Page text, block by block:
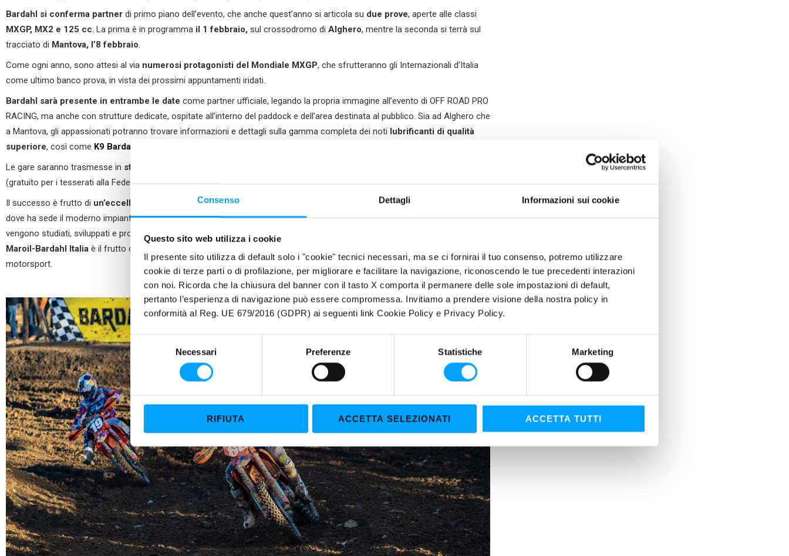
Consenso Dettagli Informazioni sui cookie
Questo sito web utilizza i cookie
Il presente sito utilizza di default solo i "cookie" tecnici necessari, ma se ci fornirai il tuo consenso, potremo utilizzare
cookie di terze parti o di profilazione, per migliorare e facilitare la navigazione, riconoscendo le tue precedenti interazioni
con noi. Ricorda che la chiusura del banner con il tasto X comporta il permanere delle sole impostazioni di default,
pertanto l’esperienza di navigazione può essere compromessa. Invitiamo a prendere visione della nostra policy in
conformità al Reg. UE 679/2016 (GDPR) ai seguenti link Cookie Policy e Privacy Policy.
S
e
l
e
z
i
n
e
d
e
l
c
o
n
s
Necessari Preferenze Statistiche Marketing
RIFIUTA ACCETTA SELEZIONATI ACCETTA TUTTI
Bardahl si conferma partner di primo piano dell’evento, che anche quest’anno si articola su due prove, aperte alle classi
MXGP, MX2 e 125 cc. La prima è in programma il 1 febbraio, sul crossodromo di Alghero, mentre la seconda si terrà sul
tracciato di Mantova, l’8febbraio.
Come ogni anno, sono attesi al via numerosi protagonisti del Mondiale MXGP, che sfrutteranno gli Internazionali d’Italia
come ultimo banco prova, in vista dei prossimi appuntamenti iridati.
Bardahl sarà presente in entrambe le date come partner ufficiale, legando la propria immagine all’evento di OFF ROAD PRO
RACING, ma anche con strutture dedicate, ospitate all’interno del paddock e dell’area destinata al pubblico. Sia ad Alghero che
a Mantova, gli appassionati potranno trovare informazioni e dettagli sulla gamma completa dei noti lubrificanti di qualità
superiore, così come K9 Bardahl
Le gare saranno trasmesse in streaming
(gratuito per i tesserati alla Federazione Motociclistica Italiana).
Il successo è frutto di un’eccellenza tutta italiana, con base nel cuore della Toscana, ad Altopascio, in provincia di Lucca,
dove ha sede il moderno impianto di produzione e confezionamento, ma anche illaboratorio di ricerca MLAB, dove
vengono studiati, sviluppati e prodotti lubrificanti, additivi e pulitori a marchio
Maroil-Bardahl Italia è il frutto di tanta ricerca ma anche di importanti e prestigiose collaborazioni nel mondo del
motorsport.